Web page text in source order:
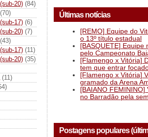
20) (84)
(70)
17) (6)
20) (7)
(43)
17) (11)
20) (35)
(11)
Últimas notícias
[REMO] Equipe do
o 13º título estadual
[BASQUETE]
pelo Campeonato
[Flamengo x Vitória]
tem que entrar
[Flamengo x Vitória]
gramado da Arena
[BAIANO
no Barradão pela
Postagens populares